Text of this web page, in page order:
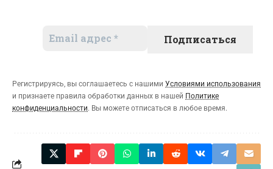
Регистрируясь, вы соглашаетесь с нашими Условиями использования
и признаете правила обработки данных в нашей Политике
конфиденциальности. Вы можете отписаться в любое время.